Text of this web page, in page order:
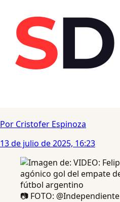
Por Cristofer Espinoza
13 de julio de 2025, 16:23
📷 FOTO: @Independiente